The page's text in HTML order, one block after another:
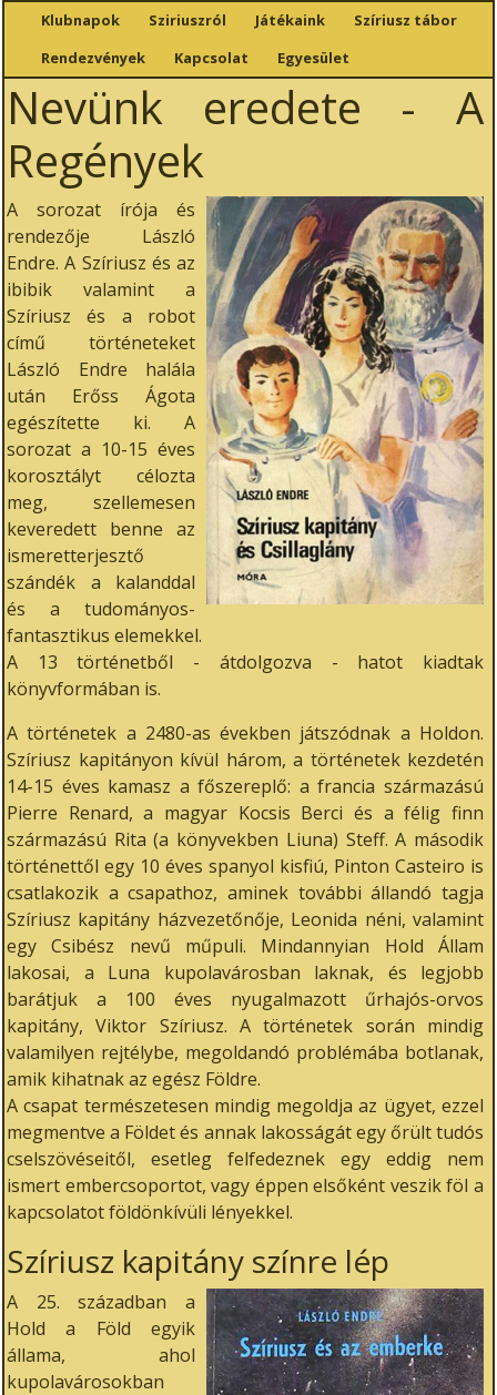
Klubnapok Sziriuszról Játékaink
Szíriusz tábor
Rendezvények
Kapcsolat Egyesület
Nevünk eredete - A
Regények
A sorozat írója és
rendezője László
Endre. A Szíriusz és az
ibibik valamint a
Szíriusz és a robot
című történeteket
László Endre halála
után Erőss Ágota
egészítette ki. A
sorozat a 10-15 éves
korosztályt célozta
meg, szellemesen
keveredett benne az
ismeretterjesztő
szándék a kalanddal
és a tudományos-
fantasztikus elemekkel.
A 13 történetből - átdolgozva - hatot kiadtak
könyvformában is.
A történetek a 2480-as években játszódnak a Holdon.
Szíriusz kapitányon kívül három, a történetek kezdetén
14-15 éves kamasz a főszereplő: a francia származású
Pierre Renard, a magyar Kocsis Berci és a félig finn
származású Rita (a könyvekben Liuna) Steff. A második
történettől egy 10 éves spanyol kisfiú, Pinton Casteiro is
csatlakozik a csapathoz, aminek további állandó tagja
Szíriusz kapitány házvezetőnője, Leonida néni, valamint
egy Csibész nevű műpuli. Mindannyian Hold Állam
lakosai, a Luna kupolavárosban laknak, és legjobb
barátjuk a 100 éves nyugalmazott űrhajós-orvos
kapitány, Viktor Szíriusz. A történetek során mindig
valamilyen rejtélybe, megoldandó problémába botlanak,
amik kihatnak az egész Földre.
A csapat természetesen mindig megoldja az ügyet, ezzel
megmentve a Földet és annak lakosságát egy őrült tudós
cselszövéseitől, esetleg felfedeznek egy eddig nem
ismert embercsoportot, vagy éppen elsőként veszik föl a
kapcsolatot földönkívüli lényekkel.
Szíriusz kapitány színre lép
A 25. században a
Hold a Föld egyik
állama, ahol
kupolavárosokban